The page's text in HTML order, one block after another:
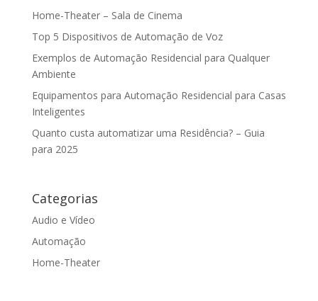
Home-Theater – Sala de Cinema
Top 5 Dispositivos de Automação de Voz
Exemplos de Automação Residencial para Qualquer
Ambiente
Equipamentos para Automação Residencial para Casas
Inteligentes
Quanto custa automatizar uma Residência? – Guia
para 2025
Categorias
Audio e Vídeo
Automação
Home-Theater